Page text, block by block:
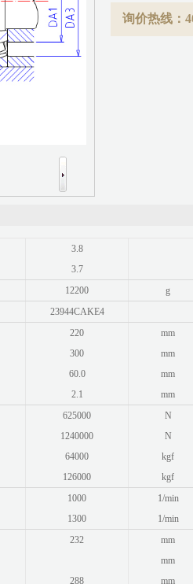
询价热线：
3.8
3.7
12200
g
23944CAKE4
220
mm
300
mm
60.0
mm
2.1
mm
625000
N
1240000
N
64000
kgf
126000
kgf
1000
1/min
1300
1/min
232
mm
mm
288
mm